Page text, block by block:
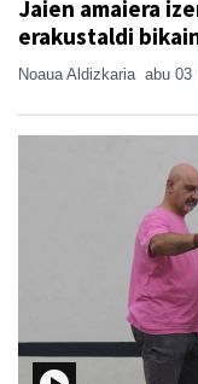
Jaien amaiera
erakustaldi
Noaua Aldizkaria abu 03